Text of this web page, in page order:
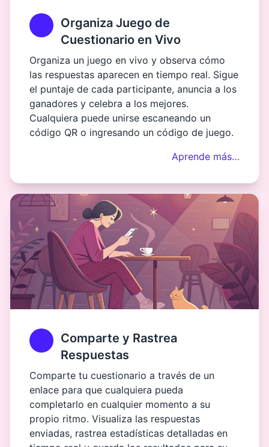
Organiza Juego de
Cuestionario en Vivo
Organiza un juego en vivo y observa cómo
las respuestas aparecen en tiempo real. Sigue
el puntaje de cada participante, anuncia a los
ganadores y celebra a los mejores.
Cualquiera puede unirse escaneando un
código QR o ingresando un código de juego.
Aprende más…
Comparte y Rastrea
Respuestas
Comparte tu cuestionario a través de un
enlace para que cualquiera pueda
completarlo en cualquier momento a su
propio ritmo. Visualiza las respuestas
enviadas, rastrea estadísticas detalladas en